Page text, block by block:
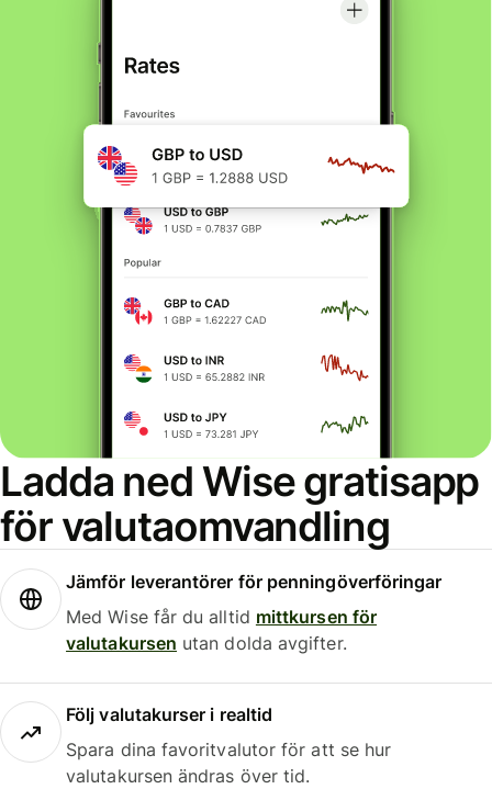
Ladda ned Wise gratisapp
för valutaomvandling
Jämför leverantörer för penningöverföringar
Med Wise får du alltid mittkursen för
valutakursen utan dolda avgifter.
Följ valutakurser i realtid
Spara dina favoritvalutor för att se hur
valutakursen ändras över tid.